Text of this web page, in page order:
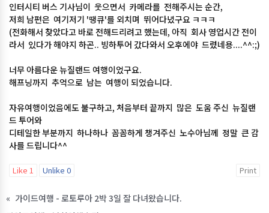
인터시티 버스 기사님이 웃으면서 카메라를 전해주시는 순간,
저희 남편은 여기저기 '땡큐'를 외치며 뛰어다녔구요 ㅋㅋㅋ
(전화해서 찾았다고 바로 전해드리려고 했는데, 아직 회사 영업시간 전이
라서 있다가 해야지 하곤.. 빙하투어 갔다와서 오후에야 드렸네용....^^:;)
너무 아름다운 뉴질랜드 여행이었구요.
해프닝까지 추억으로 남는 여행이 되었습니다.
자유여행이었음에도 불구하고, 처음부터 끝까지 많은 도움 주신 뉴질랜
드 투어와
디테일한 부분까지 하나하나 꼼꼼하게 챙겨주신 노수아님께 정말 큰 감
사를 드립니다^^
Like 1 Unlike 0 Print
« 가이드여행 - 로토루아 2박 3일 잘 다녀왔습니다.